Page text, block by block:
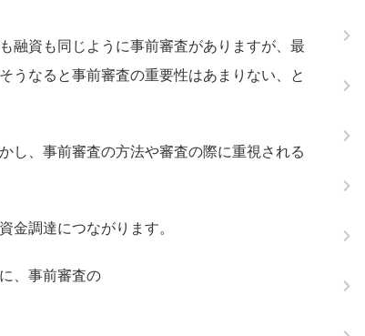
融資も同じように事前審査がありますが、最
うなると事前審査の重要性はあまりない、と
し、事前審査の方法や審査の際に重視される
金調達につながります。
、事前審査の